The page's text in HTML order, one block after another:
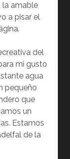
la amable
a pisar el
del
mi gusto
agua
pequeño
que
un
Estamos
de la